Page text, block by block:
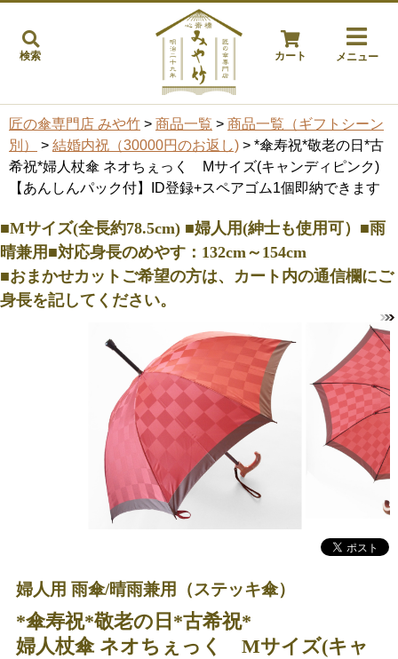
検索 カート メニュー
匠の傘専門店 みや竹 > 商品一覧 > 商品一覧（ギフトシーン
別）
> 結婚内祝（30000円のお返し) > *傘寿祝*敬老の日*古
希祝*婦人杖傘 ネオちぇっく Mサイズ(キャンディピンク)
【あんしんパック付】ID登録+スペアゴム1個即納できます
■Mサイズ(全長約78.5cm) ■婦人用(紳士も使用可）■雨
晴兼用■対応身長のめやす：132cm～154cm
■おまかせカットご希望の方は、カート内の通信欄にご
身長を記してください。
婦人用 雨傘/晴雨兼用（ステッキ傘）
*傘寿祝*敬老の日*古希祝*
婦人杖傘 ネオちぇっく Mサイズ(キャ